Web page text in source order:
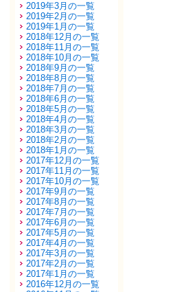
2019年3月の一覧
2019年2月の一覧
2019年1月の一覧
2018年12月の一覧
2018年11月の一覧
2018年10月の一覧
2018年9月の一覧
2018年8月の一覧
2018年7月の一覧
2018年6月の一覧
2018年5月の一覧
2018年4月の一覧
2018年3月の一覧
2018年2月の一覧
2018年1月の一覧
2017年12月の一覧
2017年11月の一覧
2017年10月の一覧
2017年9月の一覧
2017年8月の一覧
2017年7月の一覧
2017年6月の一覧
2017年5月の一覧
2017年4月の一覧
2017年3月の一覧
2017年2月の一覧
2017年1月の一覧
2016年12月の一覧